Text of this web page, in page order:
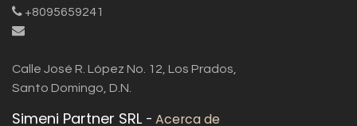
+8095659241
Calle José R. López No. 12, Los Prados,
Santo Domingo, D.N.
Simeni Partner SRL - Acerca de